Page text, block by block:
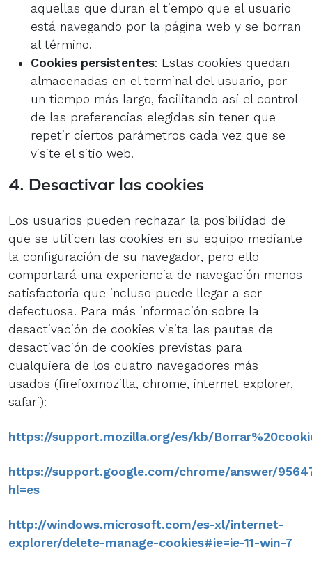
aquellas que duran el tiempo que el usuario
está navegando por la página web y se borran
al término.
Cookies persistentes: Estas cookies quedan
almacenadas en el terminal del usuario, por
un tiempo más largo, facilitando así el control
de las preferencias elegidas sin tener que
repetir ciertos parámetros cada vez que se
visite el sitio web.
4. Desactivar las cookies
Los usuarios pueden rechazar la posibilidad de
que se utilicen las cookies en su equipo mediante
la configuración de su navegador, pero ello
comportará una experiencia de navegación menos
satisfactoria que incluso puede llegar a ser
defectuosa. Para más información sobre la
desactivación de cookies visita las pautas de
desactivación de cookies previstas para
cualquiera de los cuatro navegadores más
usados (firefoxmozilla, chrome, internet explorer,
safari):
https://support.mozilla.org/es/kb/
https://support.google.com/chrome/answer/
hl=es
http://windows.microsoft.com/es-xl/internet-
explorer/delete-manage-cookies#ie=ie-11-win-7